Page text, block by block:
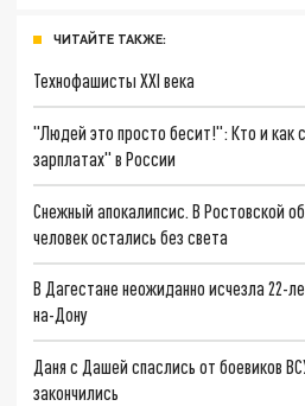
ЧИТАЙТЕ ТАКЖЕ:
Технофашисты XXI века
"Людей это просто бесит!": Кто и как
зарплатах" в России
Снежный апокалипсис. В Ростовской
человек остались без света
В Дагестане неожиданно исчезла 22-
на-Дону
Даня с Дашей спаслись от боевиков
закончились